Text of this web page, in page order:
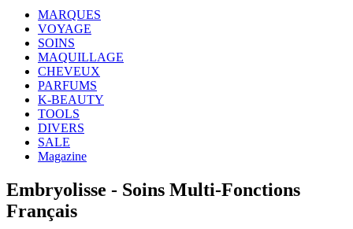
MARQUES
VOYAGE
SOINS
MAQUILLAGE
CHEVEUX
PARFUMS
K-BEAUTY
TOOLS
DIVERS
SALE
Magazine
Embryolisse - Soins Multi-Fonctions
Français